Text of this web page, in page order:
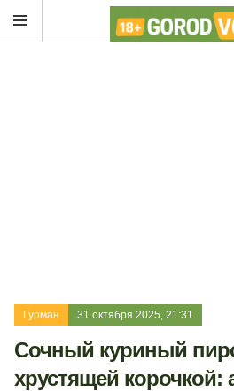
Гурман 31 октября 2025, 21:31
Сочный куриный
хрустящей корочкой: